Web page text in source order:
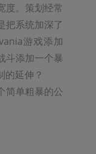
度。策划经常
把系统加深了
游戏添加
斗添加一个暴
的延伸？
简单粗暴的公